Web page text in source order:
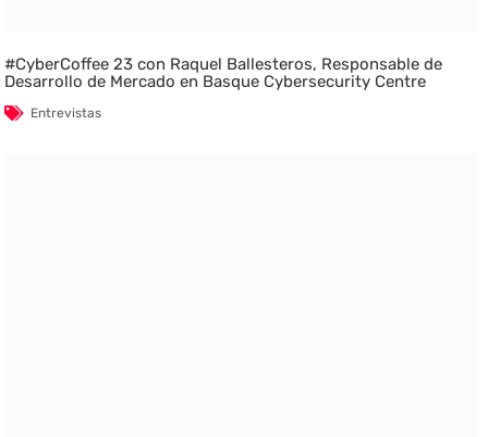
#CyberCoffee 23 con Raquel Ballesteros, Responsable de
Desarrollo de Mercado en Basque Cybersecurity Centre
Entrevistas